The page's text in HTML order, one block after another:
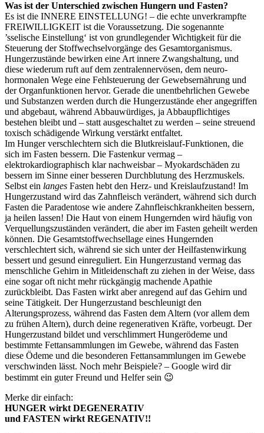
Was ist der Unterschied zwischen Hungern und Fasten?
Es ist die INNERE EINSTELLUNG! – die echte unverkrampfte
FREIWILLIGKEIT ist die Voraussetzung. Die sogenannte
’sselische Einstellung‘ ist von grundlegender Wichtigkeit für die
Steuerung der Stoffwechselvorgänge des Gesamtorganismus.
Hungerzustände bewirken eine Art innere Zwangshaltung, und
diese wiederum ruft auf dem zentralennervösen, dem neuro-
hormonalen Wege eine Fehlsteuerung der Gewebsernährung und
der Organfunktionen hervor. Gerade die unentbehrlichen Gewebe
und Substanzen werden durch die Hungerzustände eher angegriffen
und abgebaut, während Abbauwürdiges, ja Abbaupflichtiges
bestehen bleibt und – statt ausgeschaltet zu werden – seine streuend
toxisch schädigende Wirkung verstärkt entfaltet.
Im Hunger verschlechtern sich die Blutkreislauf-Funktionen, die
sich im Fasten bessern. Die Fastenkur vermag –
elektrokardiographisch klar nachweisbar – Myokardschäden zu
bessern im Sinne einer besseren Durchblutung des Herzmuskels.
Selbst ein langes Fasten hebt den Herz- und Kreislaufzustand! Im
Hungerzustand wird das Zahnfleisch verändert, während sich durch
Fasten die Paradentose wie andere Zahnfleischkrankheiten bessern,
ja heilen lassen! Die Haut von einem Hungernden wird häufig von
Verquellungszuständen verändert, die aber im Fasten geheilt werden
können. Die Gesamtstoffwechsellage eines Hungernden
verschlechtert sich, während sie sich unter der Heilfastenwirkung
bessert und gesund einreguliert. Ein Hungerzustand vermag das
menschliche Gehirn in Mitleidenschaft zu ziehen in der Weise, dass
eine sogar oft nicht mehr rückgängig machende Apathie
zurückbleibt. Das Fasten wirkt aber anregend auf das Gehirn und
seine Tätigkeit. Der Hungerzustand beschleunigt den
Alterungsprozess, während das Fasten dem Altern (vor allem dem
zu frühen Altern), durch deine regenerativen Kräfte, vorbeugt. Der
Hungerzustand bildet und verschlimmert Hungerödeme und
bestimmte Fettansammlungen im Gewebe, während das Fasten
diese Ödeme und die besonderen Fettansammlungen im Gewebe
verschwinden lässt. Noch mehr Beispiele? – Google wird dir
bestimmt ein guter Freund und Helfer sein 😉
Merke dir einfach:
HUNGER wirkt DEGENERATIV
und FASTEN wirkt REGENATIV!!